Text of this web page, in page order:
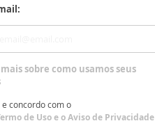
sobre como usamos seus
e concordo com o
de Usoe oAviso de Privacidade